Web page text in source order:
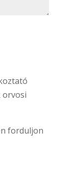
orvosi
forduljon